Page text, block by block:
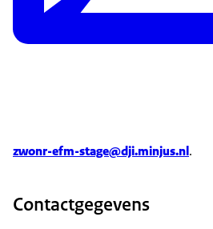
zwonr-efm-stage@dji.minjus.nl.
Contactgegevens